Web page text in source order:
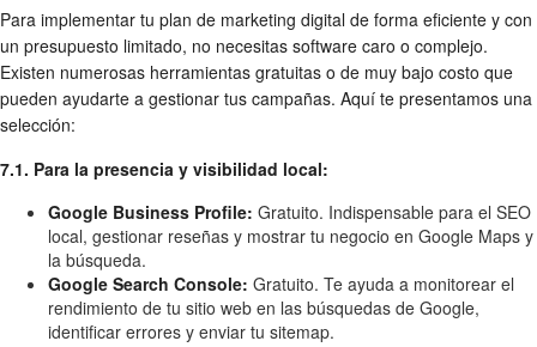
Para implementar tu plan de marketing digital de forma eficiente y con
un presupuesto limitado, no necesitas software caro o complejo.
Existen numerosas herramientas gratuitas o de muy bajo costo que
pueden ayudarte a gestionar tus campañas. Aquí te presentamos una
selección:
7.1. Para la presencia y visibilidad local:
Google Business Profile: Gratuito. Indispensable para el SEO
local, gestionar reseñas y mostrar tu negocio en Google Maps y
la búsqueda.
Google Search Console: Gratuito. Te ayuda a monitorear el
rendimiento de tu sitio web en las búsquedas de Google,
identificar errores y enviar tu sitemap.